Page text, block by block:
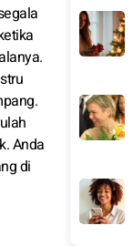
Anda
di